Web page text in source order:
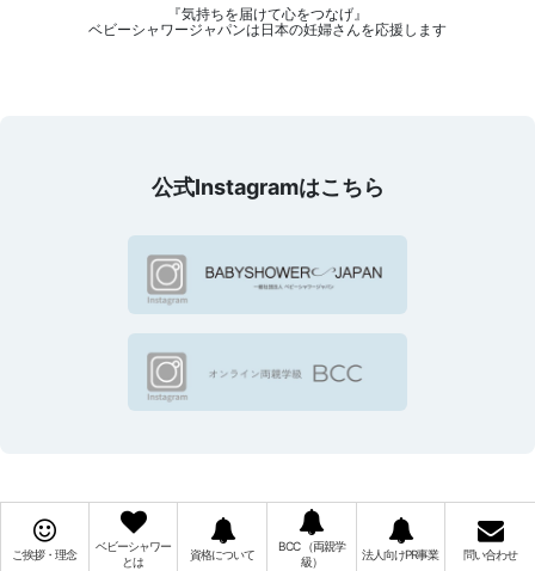
『気持ちを届けて心をつなげ』
ベビーシャワージャパンは日本の妊婦さんを応援します
公式Instagramはこちら
ご挨拶・理念
ベビーシャワー
とは
資格について
BCC （両親学
級）
法人向けPR事業 問い合わせ